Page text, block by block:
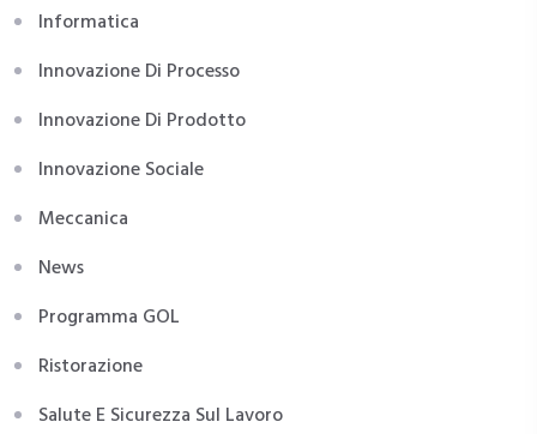
Informatica
Innovazione Di Processo
Innovazione Di Prodotto
Innovazione Sociale
Meccanica
News
Programma GOL
Ristorazione
Salute E Sicurezza Sul Lavoro